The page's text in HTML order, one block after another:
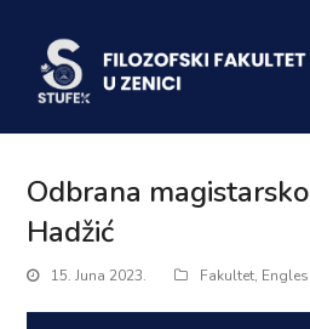
Odbrana
Hadžić
15. Juna 2023. Fakultet,